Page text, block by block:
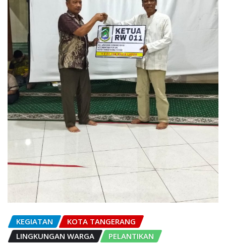
KEGIATAN
KOTA TANGERANG
LINGKUNGAN WARGA
PELANTIKAN